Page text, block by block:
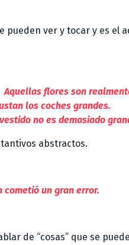
pueden ver y tocar y es el
Aquellas flores son
los coches grandes.
no es demasiado
abstractos.
cometió un gran error.
de “cosas” que se